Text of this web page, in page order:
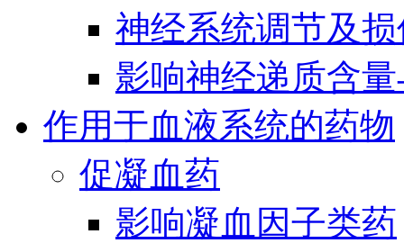
神经系统调节及
影响神经递质含
作用于血液系统的药物
促凝血药
影响凝血因子类药